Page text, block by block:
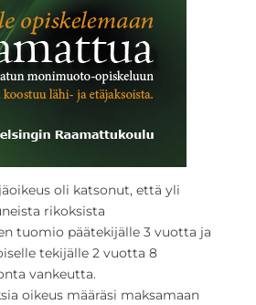
oli katsonut, että yli
rikoksista
tuomio päätekijälle 3 vuotta ja
tekijälle 2 vuotta 8
vankeutta.
oikeus määräsi maksamaan